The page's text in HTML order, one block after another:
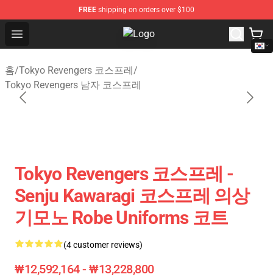
FREE shipping on orders over $100
Open menu Tokyo Revengers Store - Official
홈/Tokyo Revengers 코스프레/
Tokyo Revengers 남자 코스프레
Tokyo Revengers 코스프레 -
Senju Kawaragi 코스프레 의상
기모노 Robe Uniforms 코트
(4 customer reviews)
₩12,592,164 - ₩13,228,800